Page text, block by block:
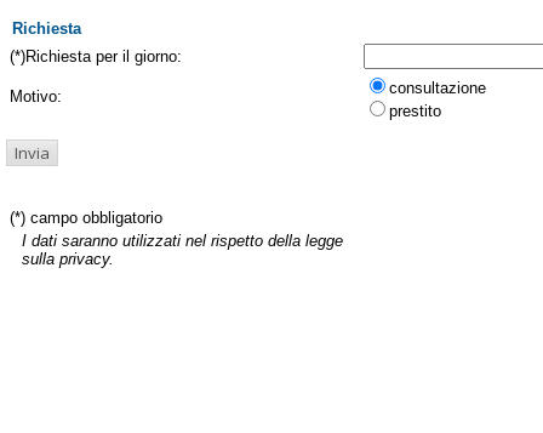
Richiesta
(*)Richiesta per il giorno:
Motivo:
consultazione
prestito
(*) campo obbligatorio
I dati saranno utilizzati nel rispetto della legge
sulla privacy.